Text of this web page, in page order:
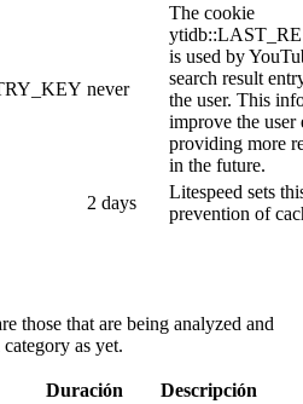
never
The cookie
is used by
search result
the user. This
improve the user
providing more
in the future.
2 days
Litespeed sets
prevention of
those that are being analyzed and
as yet.
Duración
Descripción